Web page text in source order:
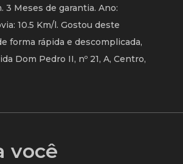
3 Meses de garantia. Ano:
10.5 Km/l. Gostou deste
forma rápida e descomplicada,
Dom Pedro II, nº 21, A, Centro,
você